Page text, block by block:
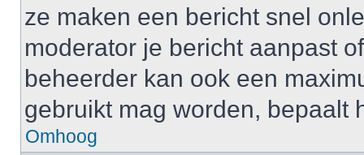
ze maken een bericht snel
moderator je bericht aanpast
beheerder kan ook een
gebruikt mag worden, bepaalt
Omhoog